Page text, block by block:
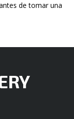
de tomar una